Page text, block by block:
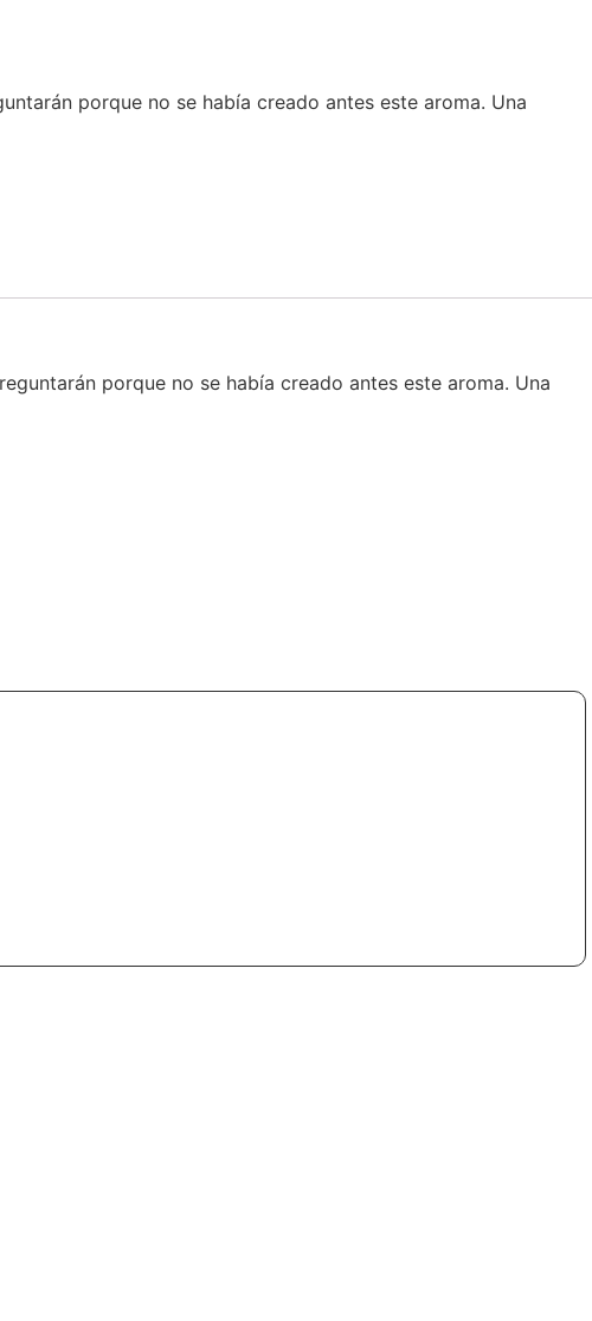
porque no se había creado antes este aroma. Una
porque no se había creado antes este aroma. Una